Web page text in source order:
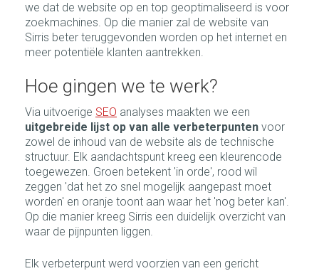
we dat de website op en top geoptimaliseerd is voor
zoekmachines. Op die manier zal de website van
Sirris beter teruggevonden worden op het internet en
meer potentiële klanten aantrekken.
Hoe gingen we te werk?
Via uitvoerige SEO analyses maakten we een
uitgebreide lijst op van alle verbeterpunten voor
zowel de inhoud van de website als de technische
structuur. Elk aandachtspunt kreeg een kleurencode
toegewezen. Groen betekent 'in orde', rood wil
zeggen 'dat het zo snel mogelijk aangepast moet
worden' en oranje toont aan waar het 'nog beter kan'.
Op die manier kreeg Sirris een duidelijk overzicht van
waar de pijnpunten liggen.
Elk verbeterpunt werd voorzien van een gericht